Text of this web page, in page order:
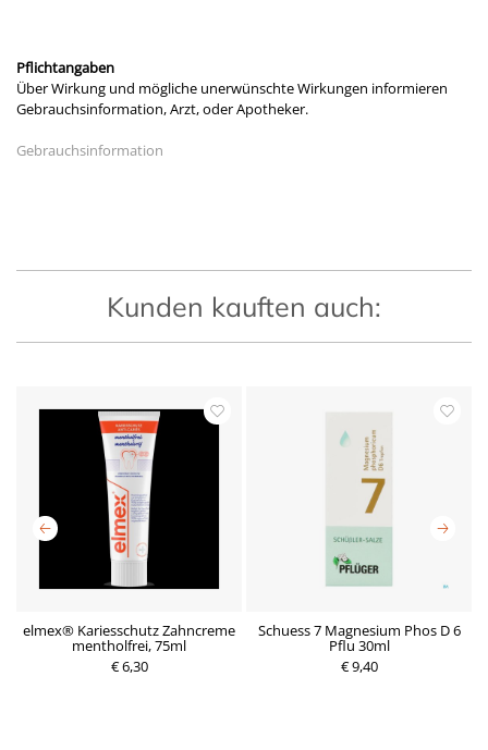
Pflichtangaben
Über Wirkung und mögliche unerwünschte Wirkungen informieren
Gebrauchsinformation, Arzt, oder Apotheker.
Gebrauchsinformation
Kunden kauften auch:
elmex® Kariesschutz Zahncreme
mentholfrei, 75ml
€ 6,30
Schuess 7 Magnesium Phos D 6
Pflu 30ml
€ 9,40
P